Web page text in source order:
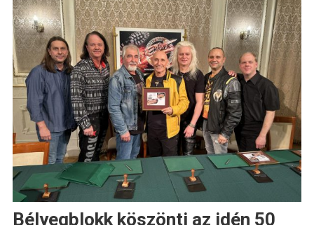
Bélyegblokk köszönti az idén 50